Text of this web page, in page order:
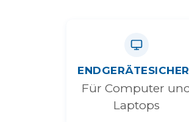
Für Computer
Laptops